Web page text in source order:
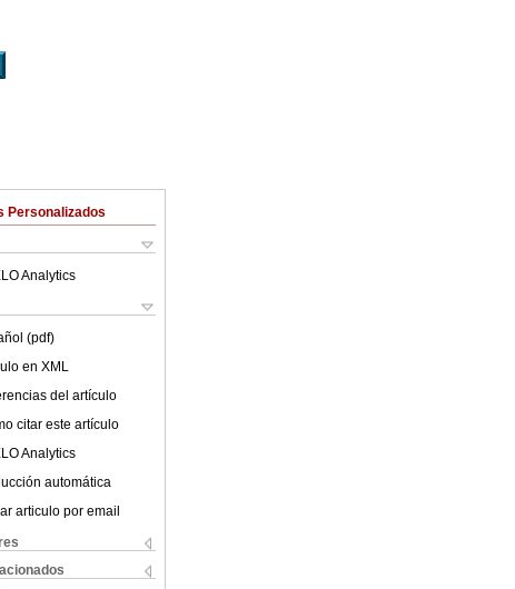
Personalizados
Analytics
(pdf)
en XML
del artículo
citar este artículo
Analytics
automática
articulo por email